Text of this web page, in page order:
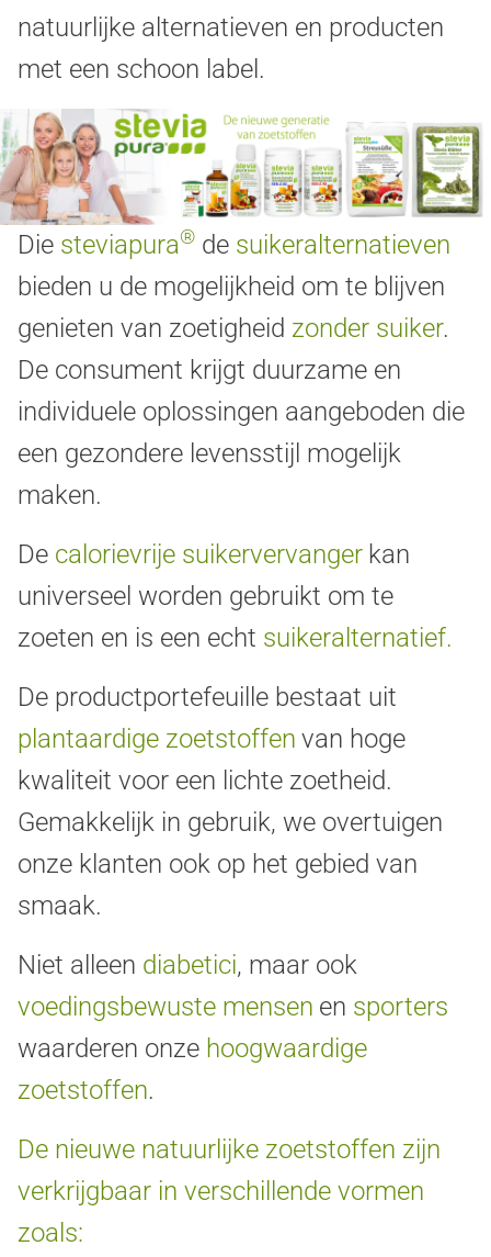
natuurlijke alternatieven en producten
met een schoon label.
Die steviapura® de suikeralternatieven
bieden u de mogelijkheid om te blijven
genieten van zoetigheid zonder suiker.
De consument krijgt duurzame en
individuele oplossingen aangeboden die
een gezondere levensstijl mogelijk
maken.
De calorievrije suikervervanger kan
universeel worden gebruikt om te
zoeten en is een echt suikeralternatief.
De productportefeuille bestaat uit
plantaardige zoetstoffen van hoge
kwaliteit voor een lichte zoetheid.
Gemakkelijk in gebruik, we overtuigen
onze klanten ook op het gebied van
smaak.
Niet alleen diabetici, maar ook
voedingsbewuste mensen en sporters
waarderen onze hoogwaardige
zoetstoffen.
De nieuwe natuurlijke zoetstoffen zijn
verkrijgbaar in verschillende vormen
zoals: